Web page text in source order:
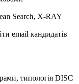
Search, X-RAY
email кандидатів
типологія DISC